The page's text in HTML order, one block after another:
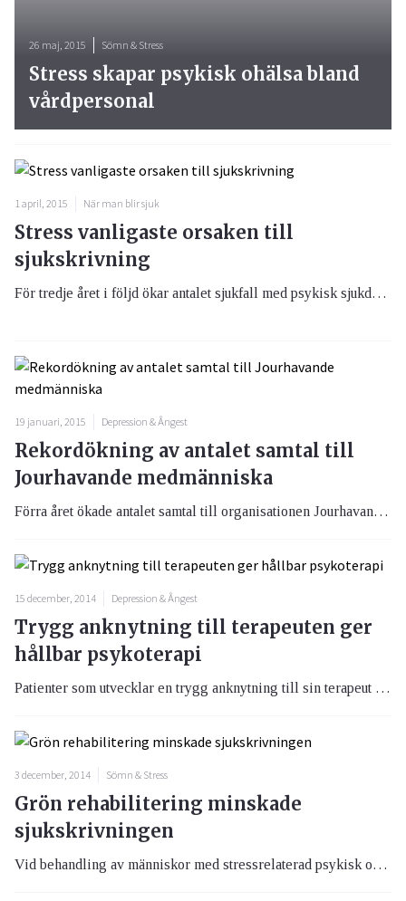
26 maj, 2015 Sömn & Stress
Stress skapar psykisk ohälsa bland
vårdpersonal
1 april, 2015 När man blir sjuk
Stress vanligaste orsaken till
sjukskrivning
För tredje året i följd ökar antalet sjukfall med psykisk sjukdom. Förra året var ökningen större än tidigare år och ett län ligger i topp när det gäller psykisk ohälsa.
19 januari, 2015 Depression & Ångest
Rekordökning av antalet samtal till
Jourhavande medmänniska
Förra året ökade antalet samtal till organisationen Jourhavande medmänniska rejält vilket enligt ansvariga på organisationen menar delvis kan bero på resursbrist i samhället.
15 december, 2014 Depression & Ångest
Trygg anknytning till terapeuten ger
hållbar psykoterapi
Patienter som utvecklar en trygg anknytning till sin terapeut uppvisar bättre och mer hållbara resultat av sin psykoterapi.
3 december, 2014 Sömn & Stress
Grön rehabilitering minskade
sjukskrivningen
Vid behandling av människor med stressrelaterad psykisk ohälsa bör natur- och trädgårdsmiljöer utnyttjas mer än idag.